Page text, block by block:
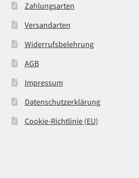
Zahlungsarten
Versandarten
Widerrufsbelehrung
AGB
Impressum
Datenschutzerklärung
Cookie-Richtlinie (EU)